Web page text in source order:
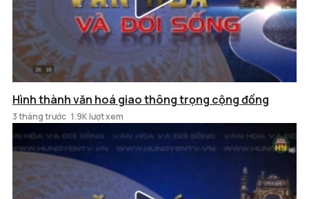
Hình thành văn hoá giao thông trọng cộng đồng
3 tháng trước 1.9K lượt xem